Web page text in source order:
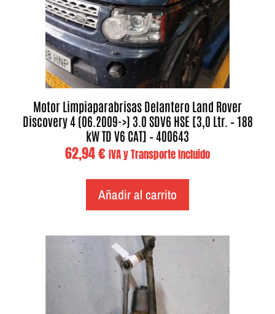
Motor Limpiaparabrisas Delantero Land Rover
Discovery 4 (06.2009->) 3.0 SDV6 HSE [3,0 Ltr. – 188
kW TD V6 CAT] – 400643
62,94€ IVA y Transporte Incluido
Añadir al carrito